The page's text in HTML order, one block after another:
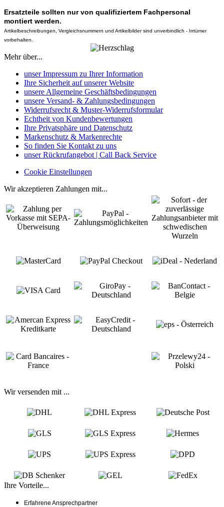
Ersatzteile sollten nur von qualifiziertem Fachpersonal
montiert werden.
Artikelbeschreibungen, Vergleichsnummern und Artikelbilder sind unverbindlich - Irrtümer
vorbehalten.
Mehr über...
unser Impressum zu Ihrer Information
Ihre Sicherheit auf unserer Website
unsere Allgemeine Geschäftsbedingungen
unsere Versand- & Zahlungsbedingungen
Widerrufsrecht & Muster-Widerrufsformular
Echtheit von Kundenbewertungen
Ihre Privatsphäre und Datenschutz
Markenschutz & Markenrechte
So finden Sie Kontakt zu uns
unser Rückrufangebot | Call Back Service
Cookie Einstellungen
Wir akzeptieren Zahlungen mit...
Wir versenden mit ...
Ihre Vorteile...
Erfahrene Ansprechpartner